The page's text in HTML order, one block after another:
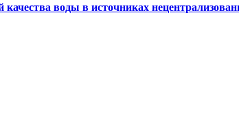
воды в источниках